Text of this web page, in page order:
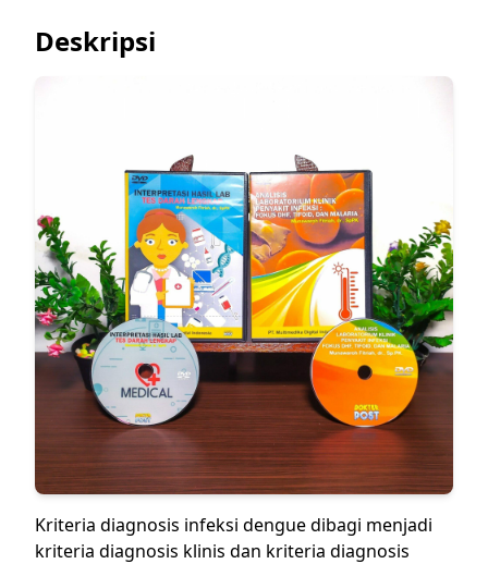
Deskripsi
Kriteria diagnosis infeksi dengue dibagi menjadi
kriteria diagnosis klinis dan kriteria diagnosis